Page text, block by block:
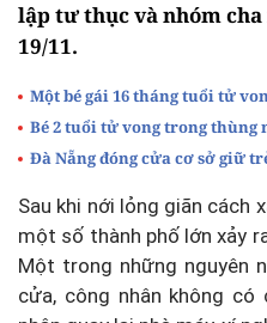
lập tư thục và nhóm
19/11.
Một bé gái 16 tháng tuổi tử
Bé 2 tuổi tử vong trong thùng
Đà Nẵng đóng cửa cơ sở giữ
Sau khi nới lỏng giãn cách
một số thành phố lớn xảy
Một trong những nguyên
cửa, công nhân không